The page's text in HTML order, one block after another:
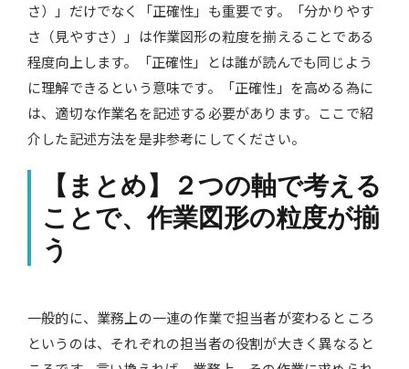
さ）」だけでなく「正確性」も重要です。「分かりやす
さ（見やすさ）」は作業図形の粒度を揃えることである
程度向上します。「正確性」とは誰が読んでも同じよう
に理解できるという意味です。「正確性」を高める為に
は、適切な作業名を記述する必要があります。ここで紹
介した記述方法を是非参考にしてください。
【まとめ】２つの軸で考える
ことで、作業図形の粒度が揃
う
一般的に、業務上の一連の作業で担当者が変わるところ
というのは、それぞれの担当者の役割が大きく異なると